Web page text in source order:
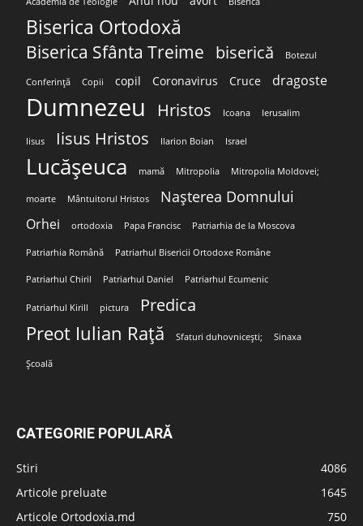
Biserica Ortodoxă
Biserica Sfânta Treime biserică Botezul
Conferință Copii copil Coronavirus Cruce dragoste
Dumnezeu Hristos Icoana Ierusalim
Iisus Iisus Hristos Ilarion Boian Israel
Lucășeuca mamă Mitropolia Mitropolia Moldovei;
moarte Mântuitorul Hristos Nașterea Domnului
Orhei ortodoxia Papa Francisc Patriarhia de la Moscova
Patriarhia Română Patriarhul Bisericii Ortodoxe Române
Patriarhul Chiril Patriarhul Daniel Patriarhul Ecumenic
Patriarhul Kirill pictura Predica
Preot Iulian Rață Sfaturi duhovnicești; Sinaxa
Școală
CATEGORIE POPULARĂ
Stiri
4086
Articole preluate
1645
Articole Ortodoxia.md
750